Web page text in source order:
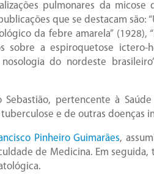
pulmonares da
que se destacam são:
da febre amarela” (1928),
sobre a espiroquetose ictero-
do nordeste
Sebastião, pertencente à
e de outras doenças
Pinheiro Guimarães,
de Medicina. Em seguida,